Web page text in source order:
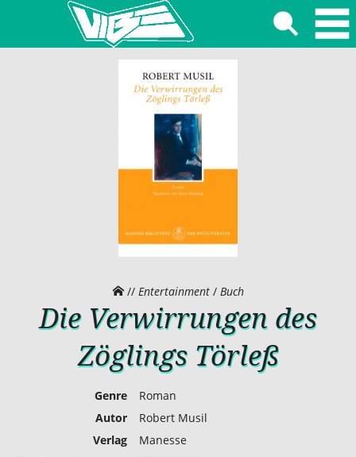
// Entertainment/ Buch
Die Verwirrungen des
Zöglings Törleß
Genre
Roman
Autor
Robert Musil
Verlag
Manesse